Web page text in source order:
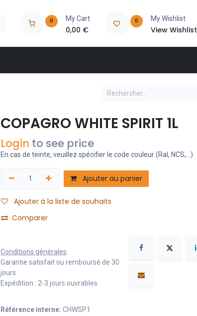
0 My Cart
0,00 €
0 My Wishlist
View Wishlist
COPAGRO WHITE SPIRIT 1L
Login to see price
En cas de teinte, veuillez spécifier le code couleur (Ral, NCS,...)
Ajouter au panier
Ajouter à la liste de souhaits
Comparer
Conditions générales
Garantie satisfait ou remboursé de 30
jours
Expédition : 2-3 jours ouvrables
Référence interne: CHWSP1